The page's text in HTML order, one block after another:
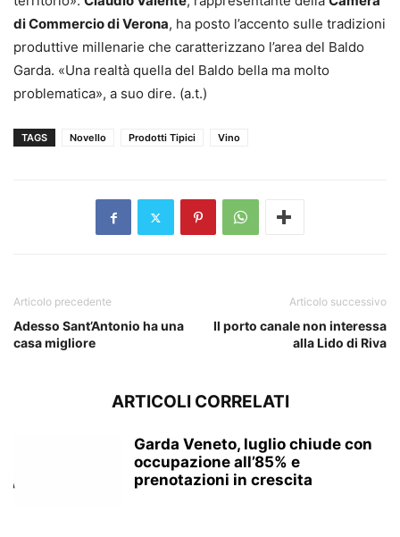
di Commercio di Verona, ha posto l’accento sulle tradizioni
produttive millenarie che caratterizzano l’area del Baldo
Garda. «Una realtà quella del Baldo bella ma molto
problematica», a suo dire. (a.t.)
TAGS Novello Prodotti Tipici Vino
Articolo precedente
Adesso Sant’Antonio ha una
casa migliore
Articolo successivo
Il porto canale non interessa
alla Lido di Riva
ARTICOLI CORRELATI
Garda Veneto, luglio chiude con
occupazione all’85% e
prenotazioni in crescita